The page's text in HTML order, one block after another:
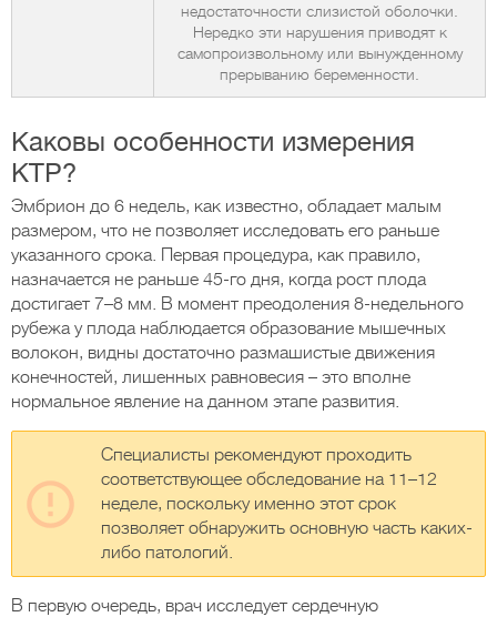
недостаточности слизистой оболочки.
Нередко эти нарушения приводят к
самопроизвольному или вынужденному
прерыванию беременности.
Каковы особенности измерения
КТР?
Эмбрион до 6 недель, как известно, обладает малым
размером, что не позволяет исследовать его раньше
указанного срока. Первая процедура, как правило,
назначается не раньше 45-го дня, когда рост плода
достигает 7–8 мм. В момент преодоления 8-недельного
рубежа у плода наблюдается образование мышечных
волокон, видны достаточно размашистые движения
конечностей, лишенных равновесия – это вполне
нормальное явление на данном этапе развития.
Специалисты рекомендуют проходить
соответствующее обследование на 11–12
неделе, поскольку именно этот срок
позволяет обнаружить основную часть каких-
либо патологий.
В первую очередь, врач исследует сердечную